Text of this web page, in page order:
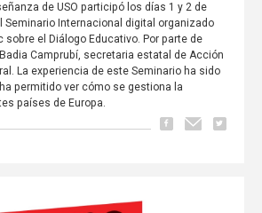
de USO participó los días 1 y 2 de
Seminario Internacional digital organizado
sobre el Diálogo Educativo. Por parte de
Camprubí, secretaria estatal de Acción
La experiencia de este Seminario ha sido
permitido ver cómo se gestiona la
países de Europa.